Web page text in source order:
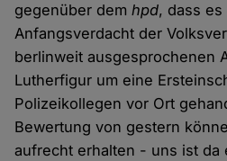
gegenüber demhpd, dass
Anfangsverdacht der
berlinweit ausgesprochenen
Lutherfigur um eine
Polizeikollegen vor Ort
Bewertung von gestern
aufrecht erhalten - uns ist da